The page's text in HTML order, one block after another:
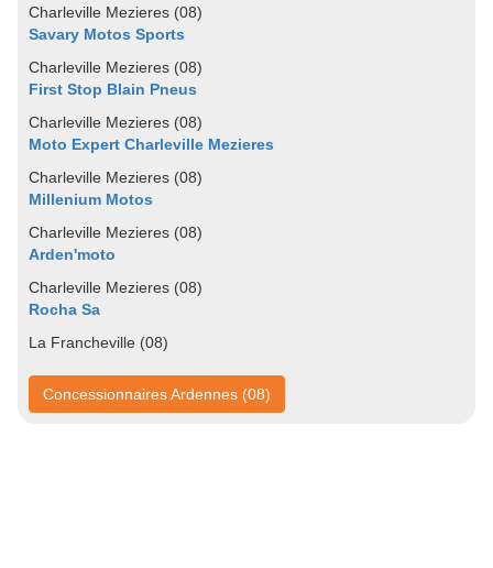
Charleville Mezieres (08)
Savary Motos Sports
Charleville Mezieres (08)
First Stop Blain Pneus
Charleville Mezieres (08)
Moto Expert Charleville Mezieres
Charleville Mezieres (08)
Millenium Motos
Charleville Mezieres (08)
Arden'moto
Charleville Mezieres (08)
Rocha Sa
La Francheville (08)
Concessionnaires Ardennes (08)